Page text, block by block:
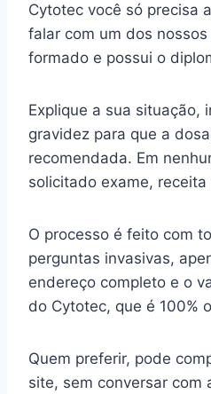
Cytotec você só precisa
falar com um dos
formado e possui o
Explique a sua situação,
gravidez para que a
recomendada. Em
solicitado exame,
O processo é feito com
perguntas invasivas,
endereço completo e o
do Cytotec, que é 100%
Quem preferir, pode
site, sem conversar com